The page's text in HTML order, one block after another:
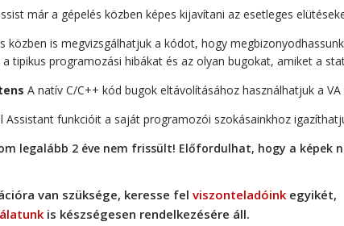
már a gépelés közben képes kijavítani az esetleges
közben is megvizsgálhatjuk a kódot, hogy
tipikus programozási hibákat és az olyan bugokat, amiket a
A natív C/C++ kód bugok eltávolításához használhatjuk a
Assistant funkcióit a saját programozói szokásainkhoz
legalább 2 éve nem frissült! Előfordulhat, hogy a képek
van szüksége, keresse fel viszonteladóink egyikét,
is készségesen rendelkezésére áll.